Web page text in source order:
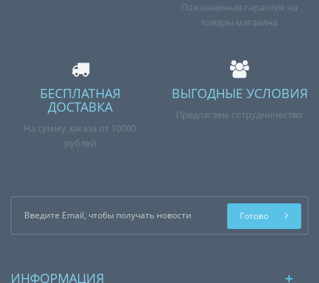
Пожизненная гарантия на
товары магазина
БЕСПЛАТНАЯ
ДОСТАВКА
На сумму заказа от 10000
рублей
ВЫГОДНЫЕ УСЛОВИЯ
Предлагаем сотрудничество
Готово
ИНФОРМАЦИЯ